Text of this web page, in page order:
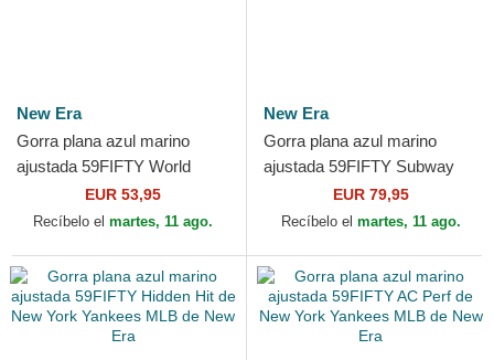
New Era
Gorra plana azul marino
ajustada 59FIFTY World
Series 2009 Side Patch de
New York Yankees MLB de...
EUR 53,95
Recíbelo el martes, 11 ago.
New Era
Gorra plana azul marino
ajustada 59FIFTY Subway
Series de New York Yankees
MLB de New Era
EUR 79,95
Recíbelo el martes, 11 ago.